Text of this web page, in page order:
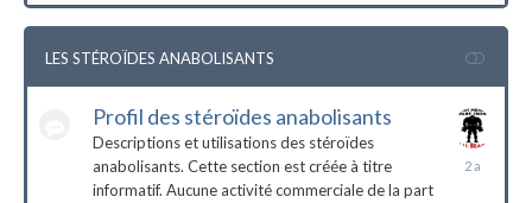
LES STÉROÏDES ANABOLISANTS
Profil des stéroïdes anabolisants
Descriptions et utilisations des stéroïdes
anabolisants. Cette section est créée à titre
informatif. Aucune activité commerciale de la part
26